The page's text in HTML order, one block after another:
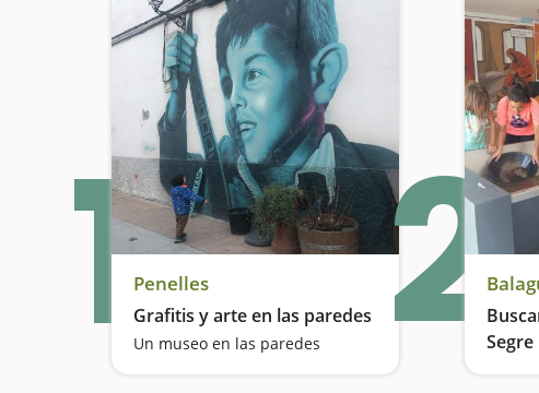
1Penelles
Grafitis y arte en las paredes
Un museo en las paredes 2Segre